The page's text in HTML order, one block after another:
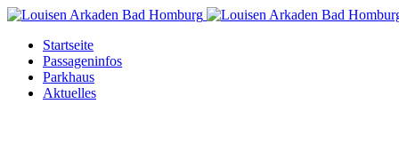
Startseite
Passageninfos
Parkhaus
Aktuelles